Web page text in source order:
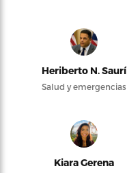
Heriberto N. Saurí
Salud y emergencias
Kiara Gerena